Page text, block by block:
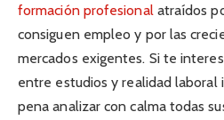
formación profesionalatraídos
consiguen empleo y por las
mercados exigentes. Si te
entre estudios y realidad laboral
pena analizar con calma todas